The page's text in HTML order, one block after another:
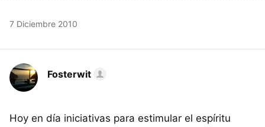
7 Diciembre 2010
Fosterwit
Hoy en día iniciativas para estimular el espíritu